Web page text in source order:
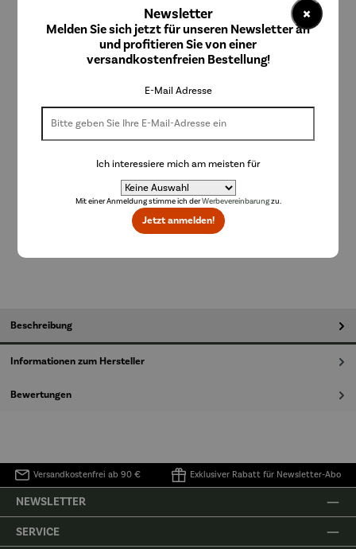
S&P Werbeartikel
Plüschelch "Emil" Radio Oberhausen
14,99 €
Lieferzeit: 2-3 Tage
In den Warenkorb
Beschreibung
Informationen zum Hersteller
Bewertungen
Versandkostenfrei ab 90 € Exklusiver Rabatt für Newsletter-Abo
NEWSLETTER
SERVICE
×
Newsletter
Melden Sie sich jetzt für unseren Newsletter an
und profitieren Sie von einer
versandkostenfreien Bestellung!
E-Mail Adresse
Ich interessiere mich am meisten für
Mit einer Anmeldung stimme ich derWerbevereinbarungzu.
Jetzt anmelden!